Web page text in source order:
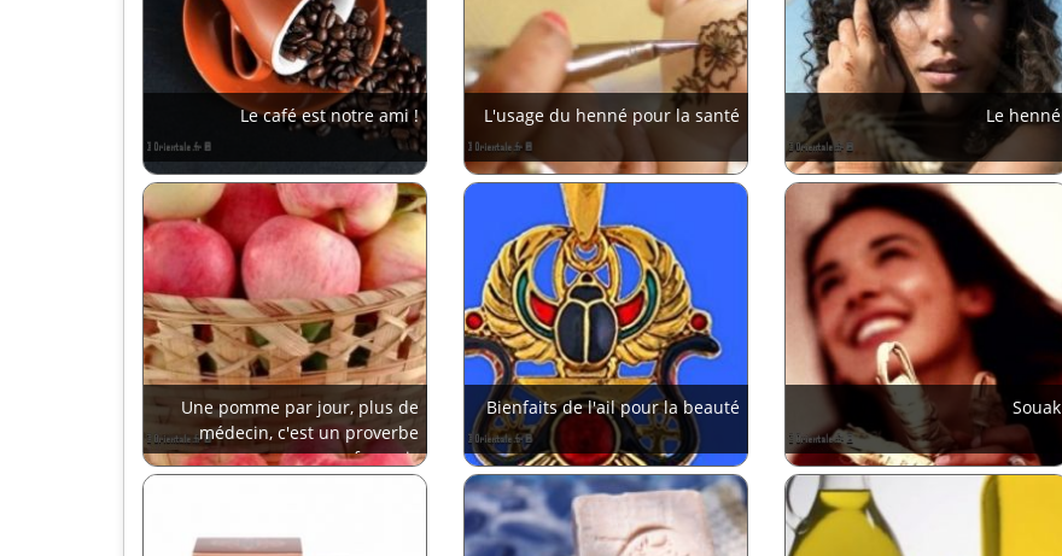
Le café est notre ami ! L'usage du henné pour la santé Le henné
Une pomme par jour, plus de
médecin, c'est un proverbe
français
Bienfaits de l'ail pour la beauté Souak